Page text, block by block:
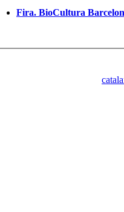
Fira. BioCultura